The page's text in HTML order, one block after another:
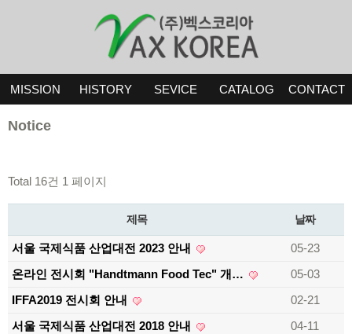
MISSION HISTORY SEVICE CATALOG CONTACT
Notice
Total 16건 1 페이지
제목 날짜
서울 국제식품 산업대전 2023 안내
05-23
온라인 전시회 "Handtmann Food Tec" 개…
05-03
IFFA2019 전시회 안내
02-21
서울 국제식품 산업대전 2018 안내
04-11